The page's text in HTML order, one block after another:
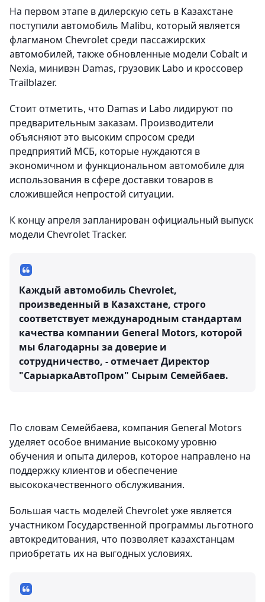
На первом этапе в дилерскую сеть в Казахстане
поступили автомобиль Malibu, который является
флагманом Chevrolet среди пассажирских
автомобилей, также обновленные модели Cobalt и
Nexia, минивэн Damas, грузовик Labo и кроссовер
Trailblazer.
Стоит отметить, что Damas и Labo лидируют по
предварительным заказам. Производители
объясняют это высоким спросом среди
предприятий МСБ, которые нуждаются в
экономичном и функциональном автомобиле для
использования в сфере доставки товаров в
сложившейся непростой ситуации.
К концу апреля запланирован официальный выпуск
модели Chevrolet Tracker.
Каждый автомобиль Chevrolet,
произведенный в Казахстане, строго
соответствует международным стандартам
качества компании General Motors, которой
мы благодарны за доверие и
сотрудничество, - отмечает Директор
"СарыаркаАвтоПром" Сырым Семейбаев.
По словам Семейбаева, компания General Motors
уделяет особое внимание высокому уровню
обучения и опыта дилеров, которое направлено на
поддержку клиентов и обеспечение
высококачественного обслуживания.
Большая часть моделей Chevrolet уже является
участником Государственной программы льготного
автокредитования, что позволяет казахстанцам
приобретать их на выгодных условиях.